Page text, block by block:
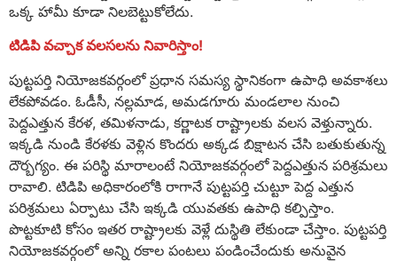
ఒక్క హామీ కూడా నిలబెట్టుకోలేదు.
టిడిపి వచ్చాక వలసలను నివారిస్తాం!
పుట్టపర్తి నియోజకవర్గంలో ప్రధాన సమస్య స్థానికంగా ఉపాధి అవకాశలు
లేకపోవడం. ఓడీసీ, నల్లమాడ, అమడగూరు మండలాల నుంచి
పెద్దఎత్తున కేరళ, తమిళనాడు, కర్ణాటక రాష్ట్రాలకు వలస వెళ్తున్నారు.
ఇక్కడి నుండి కేరళకు వెళ్లిన కొందరు అక్కడ బిక్షాటన చేసి బతుకుతున్న
దౌర్బగ్యం. ఈ పరిస్థి మారాలంటే నియోజకవర్గంలో పెద్దఎత్తున పరిశ్రమలు
రావాలి. టిడిపి అధికారంలోకి రాగానే పుట్టపర్తి చుట్టూ పెద్ద ఎత్తున
పరిశ్రమలు ఏర్పాటు చేసి ఇక్కడి యువతకు ఉపాధి కల్పిస్తాం.
పొట్టకూటి కోసం ఇతర రాష్ట్రాలకు వెళ్లే దుస్థితి లేకుండా చేస్తాం. పుట్టపర్తి
నియోజకవర్గంలో అన్ని రకాల పంటలు పండించేందుకు అనువైన